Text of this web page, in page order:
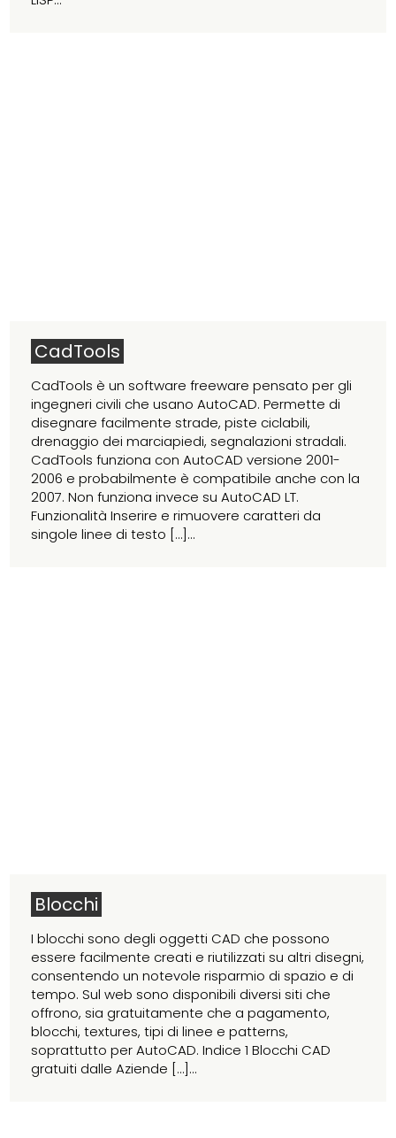
CadTools
CadTools è un software freeware pensato per gli
ingegneri civili che usano AutoCAD. Permette di
disegnare facilmente strade, piste ciclabili,
drenaggio dei marciapiedi, segnalazioni stradali.
CadTools funziona con AutoCAD versione 2001-
2006 e probabilmente è compatibile anche con la
2007. Non funziona invece su AutoCAD LT.
Funzionalità Inserire e rimuovere caratteri da
singole linee di testo […]...
Blocchi
I blocchi sono degli oggetti CAD che possono
essere facilmente creati e riutilizzati su altri disegni,
consentendo un notevole risparmio di spazio e di
tempo. Sul web sono disponibili diversi siti che
offrono, sia gratuitamente che a pagamento,
blocchi, textures, tipi di linee e patterns,
soprattutto per AutoCAD. Indice 1 Blocchi CAD
gratuiti dalle Aziende […]...